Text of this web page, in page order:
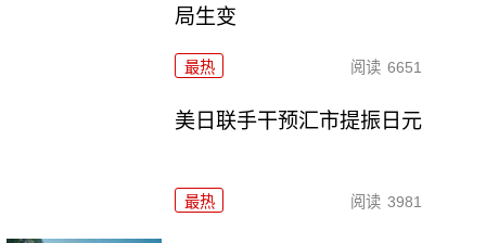
局生变
最热 阅读 6651
美日联手干预汇市提振日元
最热 阅读 3981